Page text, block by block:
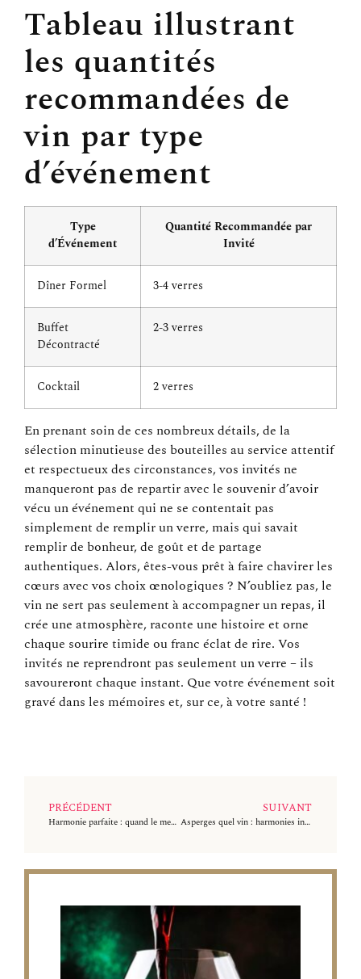
Tableau illustrant
les quantités
recommandées de
vin par type
d’événement
Type
d’Événement
Quantité Recommandée par
Invité
Dîner Formel 3-4 verres
Buffet
Décontracté
2-3 verres
Cocktail 2 verres
En prenant soin de ces nombreux détails, de la
sélection minutieuse des bouteilles au service attentif
et respectueux des circonstances, vos invités ne
manqueront pas de repartir avec le souvenir d’avoir
vécu un événement qui ne se contentait pas
simplement de remplir un verre, mais qui savait
remplir de bonheur, de goût et de partage
authentiques. Alors, êtes-vous prêt à faire chavirer les
cœurs avec vos choix œnologiques ? N’oubliez pas, le
vin ne sert pas seulement à accompagner un repas, il
crée une atmosphère, raconte une histoire et orne
chaque sourire timide ou franc éclat de rire. Vos
invités ne reprendront pas seulement un verre – ils
savoureront chaque instant. Que votre événement soit
gravé dans les mémoires et, sur ce, à votre santé !
PRÉCÉDENT
Harmonie parfaite : quand le menu traiteur sublime chaque verre de vin
SUIVANT
Asperges quel vin : harmonies inattendues pour des dîners raffinés